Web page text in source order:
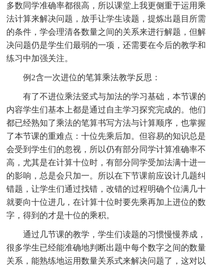
多数同学准确率都很高，所以课堂上我更侧重于运用乘
法计算来解决问题，放手让学生读题，提炼出题目所需
的条件，学会理清各数量之间的关系来进行解题，但解
决问题仍是学生们最弱的一项，还需要在今后的教学和
练习中加强关注。
例2含一次进位的笔算乘法教学反思：
有了不进位乘法竖式与加法的学习基础，本节课的
内容学生们基本上都是通过自主学习探究完成的。他们
都已经熟知了乘法的笔算书写方法与计算顺序，也掌握
了本节课的重难点：十位先乘后加。但容易的知识总是
会受到学生们的忽视，所以仍有部分同学计算准确率不
高，尤其是在计算十位时，有部分同学受加法满十进一
的影响，总是会只加一。所以在下节课前应设计几题纠
错题，让学生们通过找错，改错的过程明确个位满几十
就要向十位进几，在计算十位时要先乘再加上进位的数
字，得到的才是十位的乘积。
通过几节课的教学，学生们读题的习惯慢慢养成，
很多学生已经能准确地判断出题中每个数字之间的数量
关系，能熟练地运用数量关系式来解决问题了，这对以